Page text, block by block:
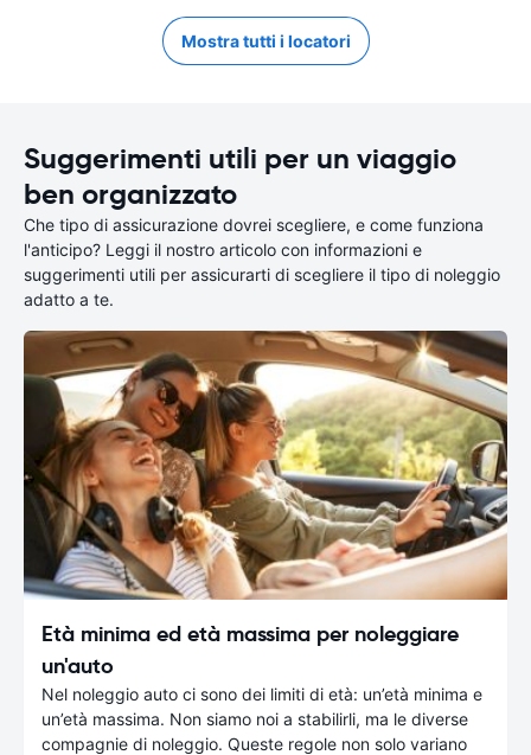
Mostra tutti i locatori
Suggerimenti utili per un viaggio
ben organizzato
Che tipo di assicurazione dovrei scegliere, e come funziona
l'anticipo? Leggi il nostro articolo con informazioni e
suggerimenti utili per assicurarti di scegliere il tipo di noleggio
adatto a te.
Età minima ed età massima per noleggiare
un'auto
Nel noleggio auto ci sono dei limiti di età: un’età minima e
un’età massima. Non siamo noi a stabilirli, ma le diverse
compagnie di noleggio. Queste regole non solo variano